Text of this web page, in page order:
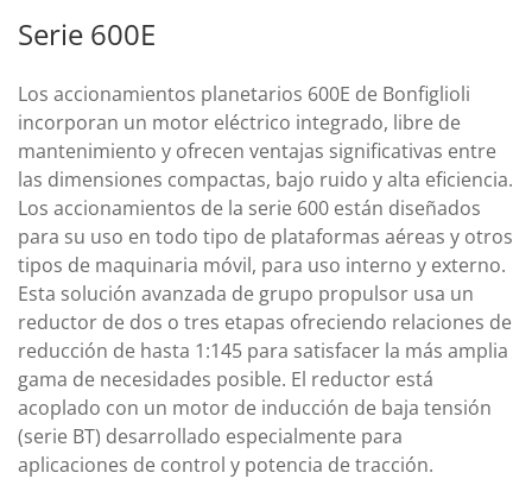
Serie 600E
Los accionamientos planetarios 600E de Bonfiglioli
incorporan un motor eléctrico integrado, libre de
mantenimiento y ofrecen ventajas significativas entre
las dimensiones compactas, bajo ruido y alta eficiencia.
Los accionamientos de la serie 600 están diseñados
para su uso en todo tipo de plataformas aéreas y otros
tipos de maquinaria móvil, para uso interno y externo.
Esta solución avanzada de grupo propulsor usa un
reductor de dos o tres etapas ofreciendo relaciones de
reducción de hasta 1:145 para satisfacer la más amplia
gama de necesidades posible. El reductor está
acoplado con un motor de inducción de baja tensión
(serie BT) desarrollado especialmente para
aplicaciones de control y potencia de tracción.